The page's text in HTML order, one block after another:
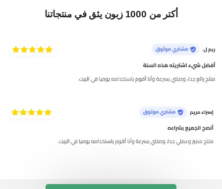
أكتر من 1000 زبون يثق في منتجاتنا